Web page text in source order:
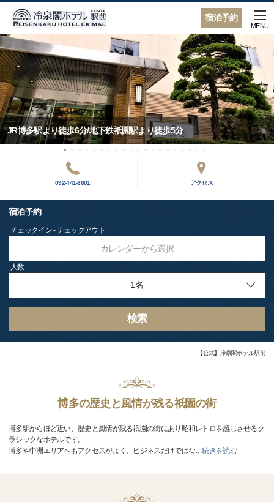
宿泊予約
MENU
JR博多駅より徒歩6分/地下鉄祇園駅より徒歩5分
092-441-8601 アクセス
宿泊予約
チェックイン - チェックアウト
カレンダーから選択
人数
検索
【公式】冷泉閣ホテル駅前
博多の歴史と風情が残る祇園の街
博多駅からほど近い、歴史と風情が残る祇園の街にあり昭和レトロを感じさせるク
ラシックなホテルです。
博多や中洲エリアへもアクセスがよく、ビジネスだけではな…続きを読む